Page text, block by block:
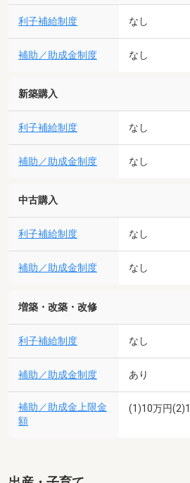
利子補給制度 なし
補助／助成金制度 なし
新築購入
利子補給制度 なし
補助／助成金制度 なし
中古購入
利子補給制度 なし
補助／助成金制度 なし
増築・改築・改修
利子補給制度 なし
補助／助成金制度 あり
補助／助成金上限金
額
(1)10万円